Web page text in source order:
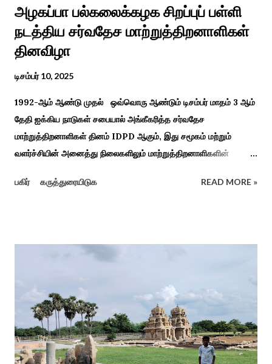
அழகப்பா பல்கலைக்கழக சிறப்புப் பள்ளி
நடத்திய சர்வதேச மாற்றுத்திறனாளிகள்
தினவிழா
டிசம்பர் 10, 2025
1992-ஆம் ஆண்டு முதல் ஒவ்வொரு ஆண்டும் டிசம்பர் மாதம் 3 ஆம்
தேதி ஐக்கிய நாடுகள் சபையால் அங்கீகரித்த சர்வதேச
மாற்றுத்திறனாளிகள் தினம் IDPD ஆகும், இது சமூகம் மற்றும்
வளர்ச்சியின் அனைத்து நிலைகளிலும் மாற்றுத்திறனாளிகளின்
நோக்கமாகக் கொண்டது. சமூகத்தில் மாற்றுத்திறனாளிகளின்
நிகழ்ச்சிகள், கருத்தரங்குகள் மற்றும் உதவிகள் வழங்கும் விழாக்கள்
பல்கலைக்கழகத்தின் சிறப்புக் கல்வி மற்றும் மறுவாழ்வு அறிவியல்
துறை, மற்றும் டாக்டர் அழகப்பா கல்வி அறிவியல் நிறுவனம் , மற்றும்
காரைக்குடி ஹெரிடேஜ் ரோட்டரி கிளப், மற்றும் மாற்றுத்
திறனாளிகளுக்கான மல்டிமோடல் மெட்டீரியல் உற்பத்திக்கான மையம்,
மற்றும் ஐடி மற்றும் ஆட்டிசத்திற்கான அழகப்பா பல்கலைக்கழக
பகிர் கருத்துரையிடுக READ MORE »